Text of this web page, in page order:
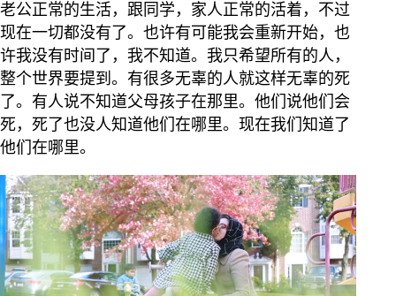
老公正常的生活，跟同学，家人正常的活着，不过
现在一切都没有了。也许有可能我会重新开始，也
许我没有时间了，我不知道。我只希望所有的人，
整个世界要提到。有很多无辜的人就这样无辜的死
了。有人说不知道父母孩子在那里。他们说他们会
死，死了也没人知道他们在哪里。现在我们知道了
他们在哪里。